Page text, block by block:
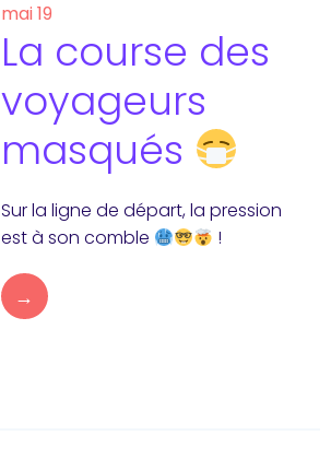
mai 19
La course des
voyageurs
masqués
Sur la ligne de départ, la pression
est à son comble
!
→